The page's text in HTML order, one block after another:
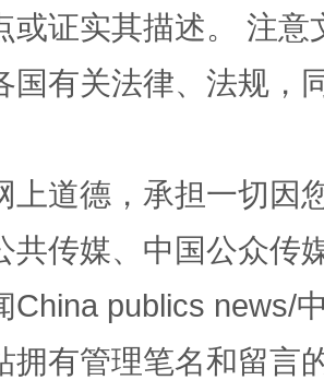
划来了！等你上场
球赛在茂县开幕 规模
或证实其描述。 注
国有关法律、法规，
上道德，承担一切因
共传媒、中国公众传
China publics news/
拥有管理笔名和留言